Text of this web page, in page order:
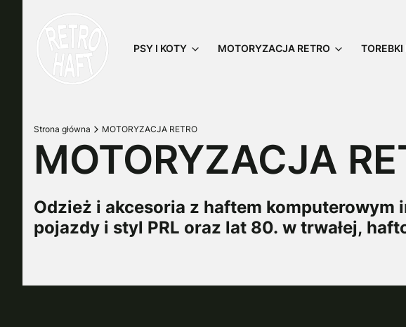
PSY I KOTY MOTORYZACJA RETRO TOREBKI
Strona główna MOTORYZACJA RETRO
MOTORYZACJA
Odzież i akcesoria z haftem
pojazdy i styl PRL oraz lat 80. w trwałej,